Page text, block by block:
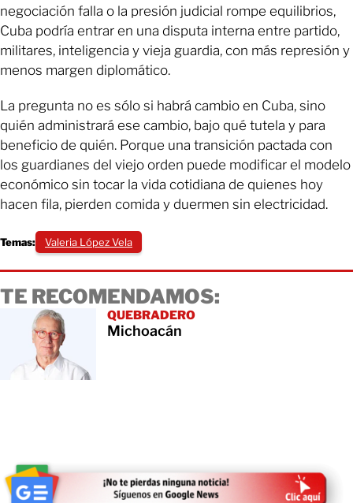
negociación falla o la presión judicial rompe equilibrios,
Cuba podría entrar en una disputa interna entre partido,
militares, inteligencia y vieja guardia, con más represión y
menos margen diplomático.
La pregunta no es sólo si habrá cambio en Cuba, sino
quién administrará ese cambio, bajo qué tutela y para
beneficio de quién. Porque una transición pactada con
los guardianes del viejo orden puede modificar el modelo
económico sin tocar la vida cotidiana de quienes hoy
hacen fila, pierden comida y duermen sin electricidad.
Temas: Valeria López Vela
TE RECOMENDAMOS:
QUEBRADERO
Michoacán